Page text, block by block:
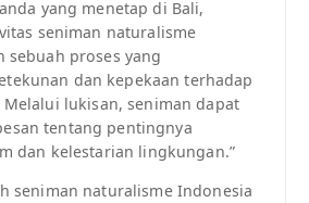
yang menetap di Bali,
seniman naturalisme
sebuah proses yang
dan kepekaan terhadap
lukisan, seniman dapat
tentang pentingnya
dan kelestarian lingkungan.”
seniman naturalisme Indonesia